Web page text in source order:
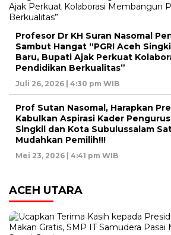
Profesor Dr KH Suran Nasomal
Sambut Hangat “PGRI Aceh
Baru, Bupati Ajak Perkuat
Pendidikan Berkualitas”
Juli 26, 2026 | 4:30 pm WIB
Prof Sutan Nasomal, Harapkan
Kabulkan Aspirasi Kader
Singkil dan Kota Subulussalam
Mudahkan Pemilih!!!
Mei 23, 2026 | 4:41 pm WIB
ACEH UTARA